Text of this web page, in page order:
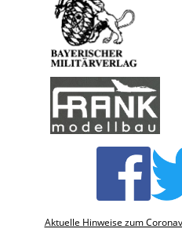
Aktuelle Hinweise zum